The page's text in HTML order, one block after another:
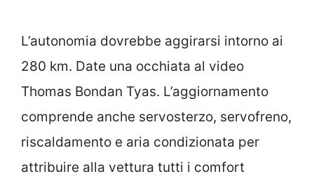
L’autonomia dovrebbe aggirarsi intorno ai
280 km. Date una occhiata al video
Thomas Bondan Tyas. L’aggiornamento
comprende anche servosterzo, servofreno,
riscaldamento e aria condizionata per
attribuire alla vettura tutti i comfort